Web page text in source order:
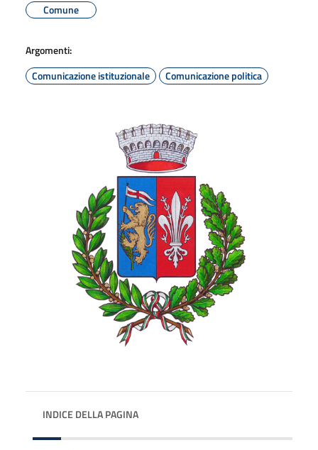
Comune
Argomenti:
Comunicazione istituzionale
Comunicazione politica
INDICE DELLA PAGINA